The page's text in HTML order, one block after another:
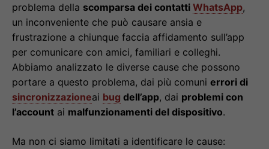
problema della scomparsa dei contatti WhatsApp,
un inconveniente che può causare ansia e
frustrazione a chiunque faccia affidamento sull’app
per comunicare con amici, familiari e colleghi.
Abbiamo analizzato le diverse cause che possono
portare a questo problema, dai più comuni errori di
sincronizzazioneai bug dell’app, dai problemi con
l’account ai malfunzionamenti del dispositivo.
Ma non ci siamo limitati a identificare le cause: